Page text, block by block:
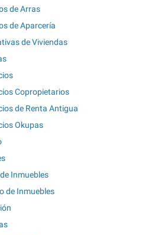
de Arras
de Aparcería
de Viviendas
Copropietarios
de Renta Antigua
Okupas
Inmuebles
de Inmuebles